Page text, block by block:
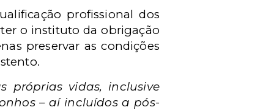
profissional dos
o instituto da obrigação
preservar as condições
próprias vidas, inclusive
– aí incluídos a pós-